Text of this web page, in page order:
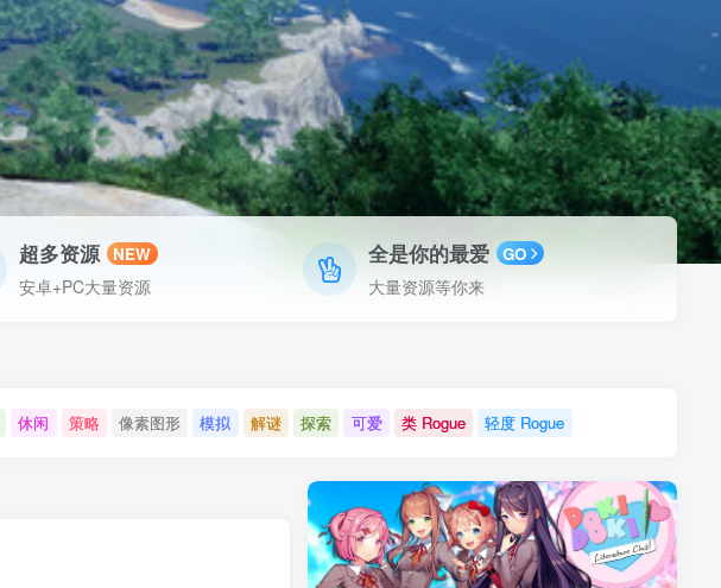
超多资源 NEW
安卓+PC大量资源
全是你的最爱 GO
大量资源等你来
休闲 策略 像素图形 模拟 解谜 探索 可爱 类 Rogue 轻度 Rogue